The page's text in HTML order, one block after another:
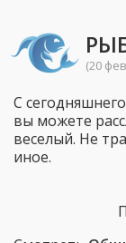
(20
С
вы можете
веселый. Не
иное.